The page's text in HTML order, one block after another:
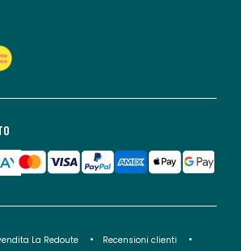
La Redoute
Recensioni clienti